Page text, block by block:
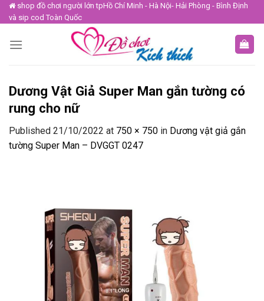
Skip
to
shop đồ chơi người lớn tpHồ Chí Minh - Hà Nội- Hải Phòng - Bình Định
và sip cod Toàn Quốc
Dương Vật Giả Super Man gắn tường có
rung cho nữ
Published 21/10/2022 at 750 × 750 in Dương vật giả gắn
tường Super Man – DVGGT 0247